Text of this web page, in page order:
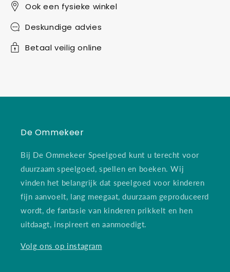
Ook een fysieke winkel
Deskundige advies
Betaal veilig online
De Ommekeer
Bij De Ommekeer Speelgoed kunt u terecht voor
duurzaam speelgoed, spellen en boeken. Wij
vinden het belangrijk dat speelgoed voor kinderen
fijn aanvoelt, lang meegaat, duurzaam geproduceerd
wordt, de fantasie van kinderen prikkelt en hen
uitdaagt, inspireert en aanmoedigt.
Volg ons op instagram